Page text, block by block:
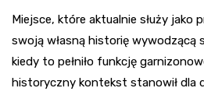
Miejsce, które aktualnie służy jako
swoją własną historię wywodzącą
kiedy to pełniło funkcję
historyczny kontekst stanowił dla